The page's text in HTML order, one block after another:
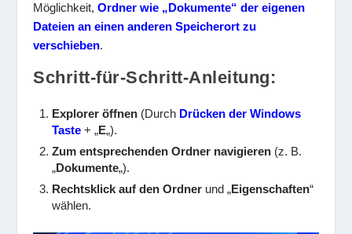
Möglichkeit,Ordner wie „Dokumente“ der eigenen
Dateien an einen anderen Speicherort zu
verschieben.
Schritt-für-Schritt-Anleitung:
Explorer öffnen (Durch Drücken der Windows
Taste + „E„).
Zum entsprechenden Ordner navigieren (z. B.
„Dokumente„).
Rechtsklick auf den Ordner und „Eigenschaften“
wählen.